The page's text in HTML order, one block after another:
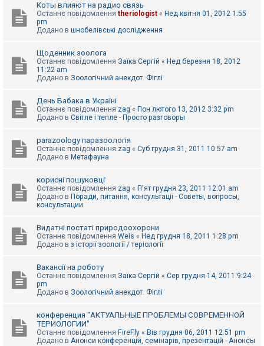
Коты влияют на радио связь
Останнє повідомлення theriologist « Нед квітня 01, 2012 1:55
pm
Додано в шнобелівські дослідження
Щоденник зоолога
Останнє повідомлення Заїка Сергій « Нед березня 18, 2012
11:22 am
Додано в Зоологічний анекдот. Фіглі
День Бабака в Україні
Останнє повідомлення zag « Пон лютого 13, 2012 3:32 pm
Додано в Світле і тепле - Просто разговоры
parazoology паразоологія
Останнє повідомлення zag « Суб грудня 31, 2011 10:57 am
Додано в Метафауна
корисні пошуковці
Останнє повідомлення zag « П'ят грудня 23, 2011 12:01 am
Додано в Поради, питання, консультації - Советы, вопросы,
консультации
Видатні постаті природоохорони
Останнє повідомлення Weis « Нед грудня 18, 2011 1:28 pm
Додано в з історії зоології / теріології
Вакансії на роботу
Останнє повідомлення Заїка Сергій « Сер грудня 14, 2011 9:24
pm
Додано в Зоологічний анекдот. Фіглі
конференция "АКТУАЛЬНЫЕ ПРОБЛЕМЫ СОВРЕМЕННОЙ
ТЕРИОЛОГИИ"
Останнє повідомлення FireFly « Вів грудня 06, 2011 12:51 pm
Додано в Анонси конференцій, семінарів, презентацій - Анонсы